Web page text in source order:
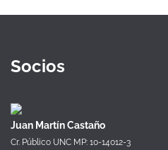
Socios
Juan Martín Castaño
Cr. Público UNC MP: 10-14012-3